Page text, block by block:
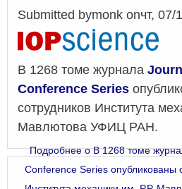
Submitted bymonk onчт, 07/
В 1268 томе журнала
Conference Series
сотрудников Института
Мавлютова УФИЦ РАН.
Подробнеео В 1268 томе
Conference Series опубликованы